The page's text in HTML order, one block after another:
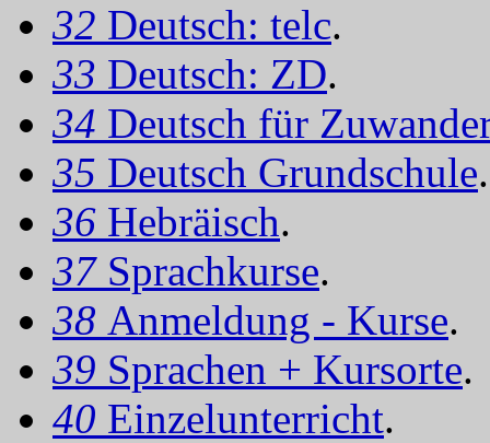
32 Deutsch: telc.
33 Deutsch: ZD.
34 Deutsch für
35 Deutsch Grundschule.
36 Hebräisch.
37 Sprachkurse.
38 Anmeldung - Kurse.
39 Sprachen + Kursorte.
40 Einzelunterricht.